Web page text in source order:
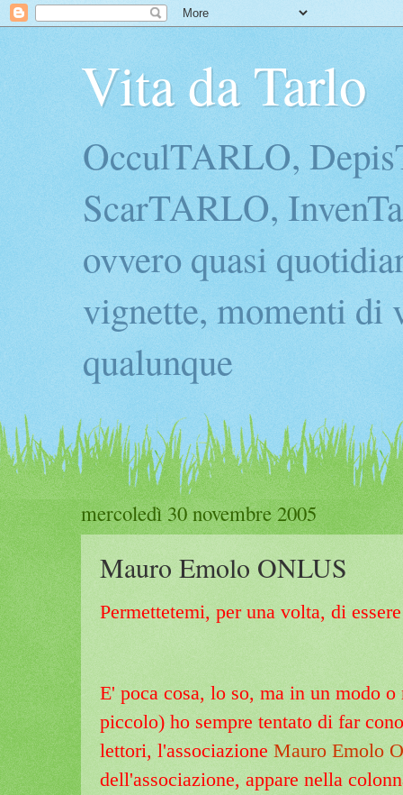
Vita da Tarlo
OcculTARLO,
ScarTARLO,
ovvero quasi
vignette, momenti di
qualunque
mercoledì 30 novembre 2005
Mauro Emolo ONLUS
Permettetemi, per una volta, di
E' poca cosa, lo so, ma in un modo
piccolo) ho sempre tentato di far
lettori, l'associazione Mauro Emolo
dell'associazione, appare nella